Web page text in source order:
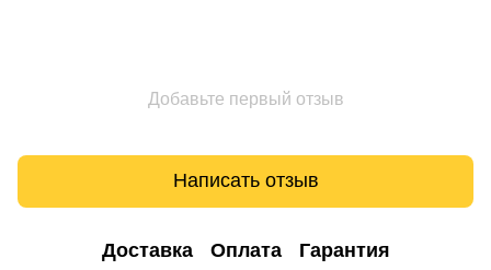
Добавьте первый отзыв
Написать отзыв
Доставка Оплата Гарантия